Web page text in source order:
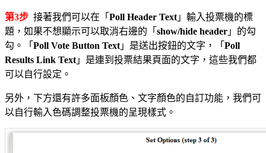
第3步 接著我們可以在「 Poll Header Text」輸入投票機的標
題，如果不想顯示可以取消右邊的「 show/hide header 」的勾
勾。「 Poll Vote Button Text」是送出按鈕的文字，「 Poll
Results Link Text」是連到投票結果頁面的文字，這些我們都
可以自行設定。
另外，下方還有許多面板顏色、文字顏色的自訂功能，我們可
以自行輸入色碼調整投票機的呈現樣式。